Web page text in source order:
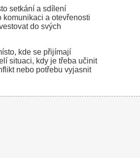
setkání a sdílení
komunikaci a otevřenosti
do svých
kde se přijímají
situaci, kdy je třeba učinit
nebo potřebu vyjasnit